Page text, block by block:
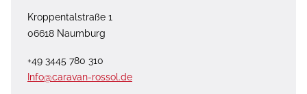
Kroppentalstraße 1
06618 Naumburg
+49 3445 780 310
Info@caravan-rossol.de